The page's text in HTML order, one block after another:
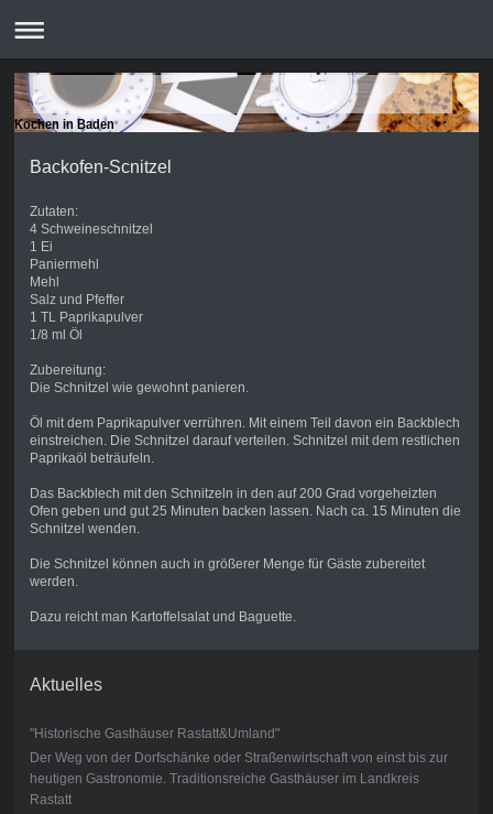
Kochen in Baden
Backofen-Scnitzel
Zutaten:
4 Schweineschnitzel
1 Ei
Paniermehl
Mehl
Salz und Pfeffer
1 TL Paprikapulver
1/8 ml Öl
Zubereitung:
Die Schnitzel wie gewohnt panieren.
Öl mit dem Paprikapulver verrühren. Mit einem Teil davon ein Backblech
einstreichen. Die Schnitzel darauf verteilen. Schnitzel mit dem restlichen
Paprikaöl beträufeln.
Das Backblech mit den Schnitzeln in den auf 200 Grad vorgeheizten
Ofen geben und gut 25 Minuten backen lassen. Nach ca. 15 Minuten die
Schnitzel wenden.
Die Schnitzel können auch in größerer Menge für Gäste zubereitet
werden.
Dazu reicht man Kartoffelsalat und Baguette.
Aktuelles
"Historische Gasthäuser Rastatt&Umland"
Der Weg von der Dorfschänke oder Straßenwirtschaft von einst bis zur
heutigen Gastronomie. Traditionsreiche Gasthäuser im Landkreis
Rastatt